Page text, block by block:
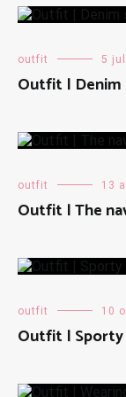
outfit 5
Outfit | Denim
outfit 13
Outfit | The
outfit 10
Outfit |